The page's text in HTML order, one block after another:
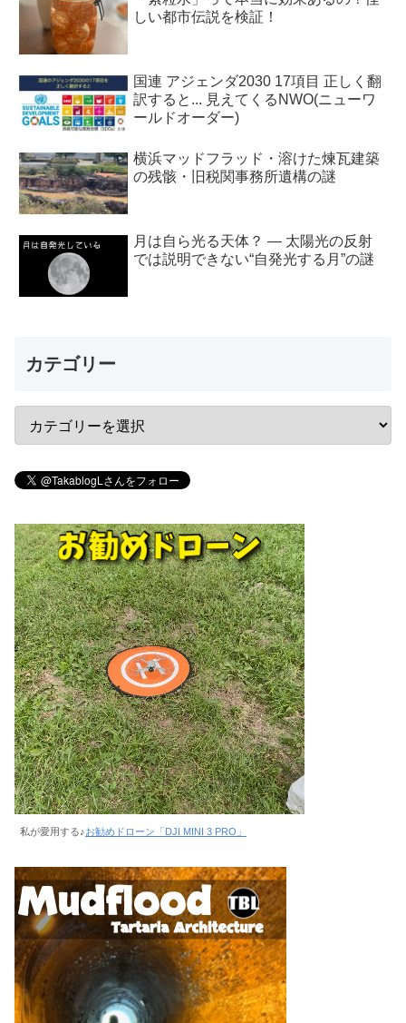
しい都市伝説を検証！
国連 アジェンダ2030 17項目 正しく翻
訳すると... 見えてくるNWO(ニューワ
ールドオーダー)
横浜マッドフラッド・溶けた煉瓦建築
の残骸・旧税関事務所遺構の謎
月は自ら光る天体？ ― 太陽光の反射
では説明できない“自発光する月”の謎
カテゴリー
私が愛用する♪お勧めドローン「DJI MINI 3 PRO」